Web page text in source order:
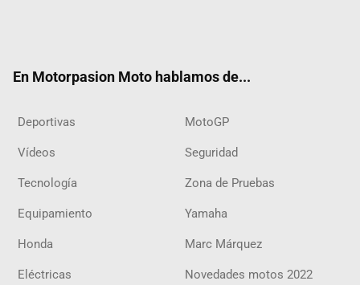
En Motorpasion Moto hablamos de...
Deportivas MotoGP
Vídeos Seguridad
Tecnología Zona de Pruebas
Equipamiento Yamaha
Honda Marc Márquez
Eléctricas Novedades motos 2022